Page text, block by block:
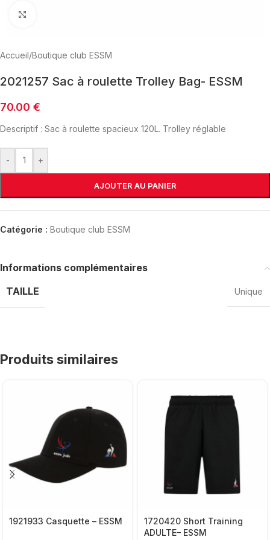
Accueil/Boutique club ESSM
2021257 Sac à roulette Trolley Bag- ESSM
70.00 €
Descriptif : Sac à roulette spacieux 120L. Trolley réglable
- +
AJOUTER AU PANIER
Catégorie : Boutique club ESSM
Informations complémentaires
TAILLE
Unique
Produits similaires
1921933 Casquette – ESSM
1720420 Short Training
ADULTE– ESSM